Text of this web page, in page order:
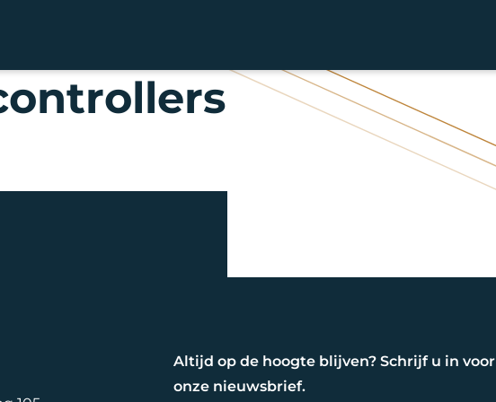
Altijd op de hoogte blijven? Schrijf u in voor
onze nieuwsbrief.